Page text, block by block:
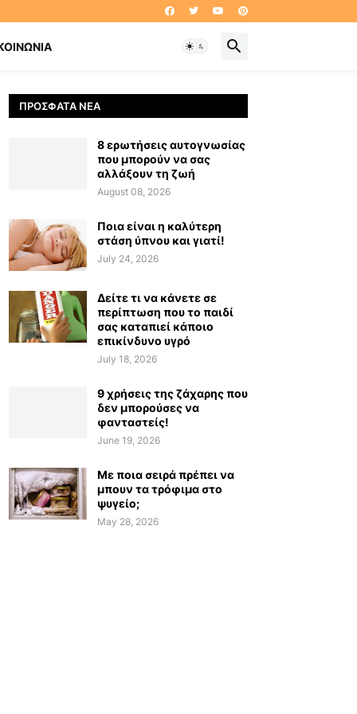
ΠΡΌΣΦΑΤΑ ΝΈΑ
8 ερωτήσεις αυτογνωσίας
που μπορούν να σας
αλλάξουν τη ζωή
August 08, 2026
Ποια είναι η καλύτερη
στάση ύπνου και γιατί!
July 24, 2026
Δείτε τι να κάνετε σε
περίπτωση που το παιδί
σας καταπιεί κάποιο
επικίνδυνο υγρό
July 18, 2026
9 χρήσεις της ζάχαρης που
δεν μπορούσες να
φανταστείς!
June 19, 2026
Με ποια σειρά πρέπει να
μπουν τα τρόφιμα στο
ψυγείο;
May 28, 2026